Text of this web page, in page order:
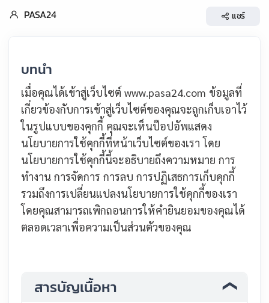
PASA24 แชร์
บทนำ
เมื่อคุณได้เข้าสู่เว็บไซต์ www.pasa24.com ข้อมูลที่
เกี่ยวข้องกับการเข้าสู่เว็บไซต์ของคุณจะถูกเก็บเอาไว้
ในรูปแบบของคุกกี้ คุณจะเห็นป๊อปอัพแสดง
นโยบายการใช้คุกกี้ที่หน้าเว็บไซต์ของเรา โดย
นโยบายการใช้คุกกี้นี้จะอธิบายถึงความหมาย การ
ทำงาน การจัดการ การลบ การปฏิเสธการเก็บคุกกี้
รวมถึงการเปลี่ยนแปลงนโยบายการใช้คุกกี้ของเรา
โดยคุณสามารถเพิกถอนการให้คำยินยอมของคุณได้
ตลอดเวลาเพื่อความเป็นส่วนตัวของคุณ
สารบัญเนื้อหา